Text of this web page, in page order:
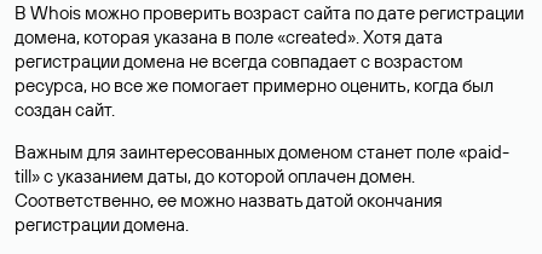
В Whois можно проверить возраст сайта по дате регистрации
домена, которая указана в поле «created». Хотя дата
регистрации домена не всегда совпадает с возрастом
ресурса, но все же помогает примерно оценить, когда был
создан сайт.
Важным для заинтересованных доменом станет поле «paid-
till» с указанием даты, до которой оплачен домен.
Соответственно, ее можно назвать датой окончания
регистрации домена.